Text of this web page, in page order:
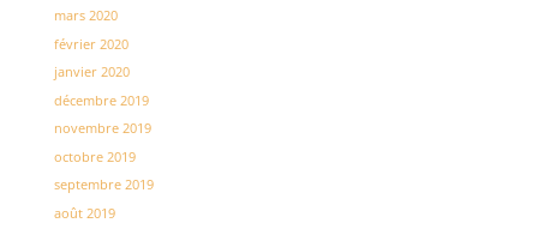
mars 2020
février 2020
janvier 2020
décembre 2019
novembre 2019
octobre 2019
septembre 2019
août 2019